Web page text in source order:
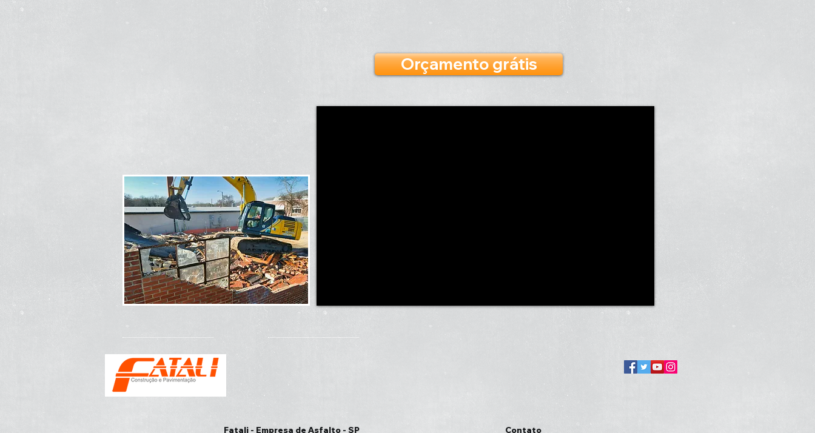
Orçamento grátis
Fatali - Empresa de Asfalto - SP Contato